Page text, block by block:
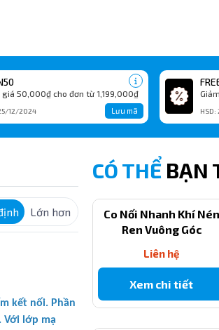
giá 50,000₫ cho đơn từ 1,199,000₫
12/2024 Lưu mã
Lớn hơn
kết nối. Phần
Với lớp mạ
CÓ THỂ BẠN
Co Nối Nhanh Khí Nén
Ren Vuông Góc
Liên hệ
Xem chi tiết